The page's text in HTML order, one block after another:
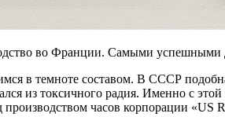
во Франции. Самыми успешными
в темноте составом. В СССР
из токсичного радия. Именно с этой
часов корпорации «US